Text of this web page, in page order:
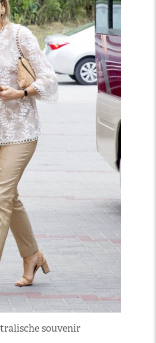
souvenir